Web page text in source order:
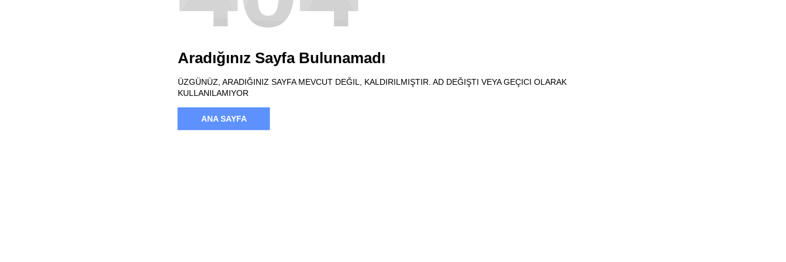
Aradığınız Sayfa Bulunamadı
ÜZGÜNÜZ, ARADIĞINIZ SAYFA MEVCUT DEĞIL, KALDIRILMIŞTIR. AD DEĞIŞTI VEYA GEÇICI OLARAK
KULLANILAMIYOR
ANA SAYFA